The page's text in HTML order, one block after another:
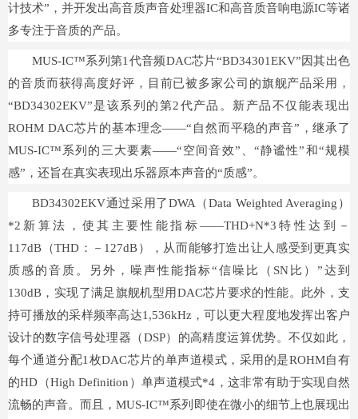
计技术”，并开发出高音质声音处理器IC和高音质音响电源IC等诸
多专注于音质的产品。
MUS-IC™系列第1代音频DAC芯片“BD34301EKV”因其出色
的音质而获得高度好评，目前已被多家公司的旗舰产品采用，
“BD34302EKV”是该系列的第2代产品。新产品不仅能表现出
ROHM DAC芯片的基本理念——“自然而平稳的声音”，继承了
MUS-IC™系列的三大要素——“空间音效”、“静谧性”和“规模
感”，还旨在真实表现出乐器原本声音的“质感”。
BD34302EKV通过采用了DWA（Data Weighted Averaging）
*2新算法，使其主要性能指标——THD+N*3特性达到－
117dB（THD：－127dB），从而能够打造出让人感受到更真实
质感的音质。另外，噪声性能指标“信噪比（SN比）”达到
130dB，实现了满足旗舰机型用DAC芯片要求的性能。此外，支
持可播放的采样频率高达1,536kHz，可以更大程度地发挥出客户
设计的数字信号处理器（DSP）的高精度运算优势。不仅如此，
每个通道分配1枚DAC芯片的单声道模式，采用的是ROHM自有
的HD（High Definition）单声道模式*4，这非常有助于实现自然
流畅的声音。而且，MUS-IC™系列即使在微小的细节上也展现出